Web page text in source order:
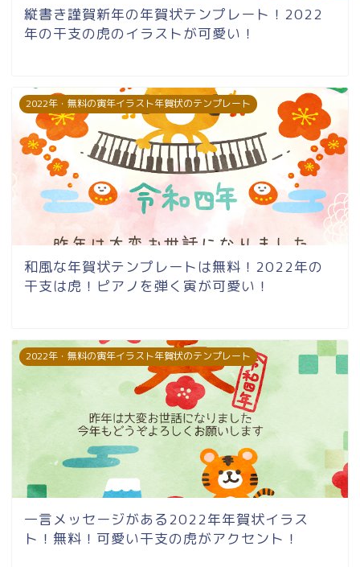
縦書き謹賀新年の年賀状テンプレート！2022
年の干支の虎のイラストが可愛い！
2022年・無料の寅年イラスト年賀状のテンプレート
和風な年賀状テンプレートは無料！2022年の
干支は虎！ピアノを弾く寅が可愛い！
2022年・無料の寅年イラスト年賀状のテンプレート
一言メッセージがある2022年年賀状イラス
ト！無料！可愛い干支の虎がアクセント！